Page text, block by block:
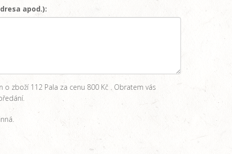
apod.):
zboží 112 Pala za cenu 800 Kč . Obratem vás